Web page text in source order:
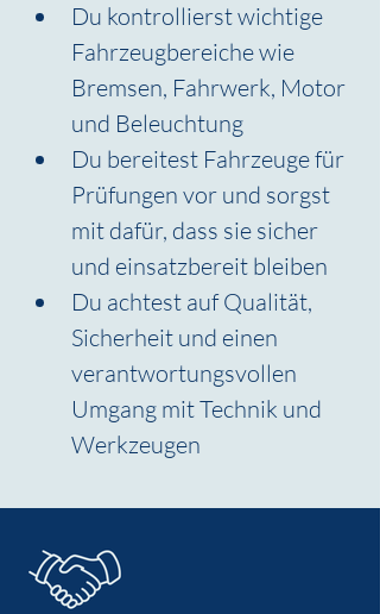
Du kontrollierst wichtige
Fahrzeugbereiche wie
Bremsen, Fahrwerk, Motor
und Beleuchtung
Du bereitest Fahrzeuge für
Prüfungen vor und sorgst
mit dafür, dass sie sicher
und einsatzbereit bleiben
Du achtest auf Qualität,
Sicherheit und einen
verantwortungsvollen
Umgang mit Technik und
Werkzeugen